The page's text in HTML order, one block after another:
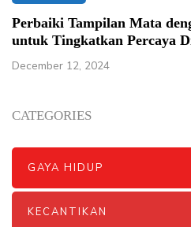
Perbaiki Tampilan Mata
untuk Tingkatkan Percaya
December 12, 2024
CATEGORIES
GAYA HIDUP
KECANTIKAN